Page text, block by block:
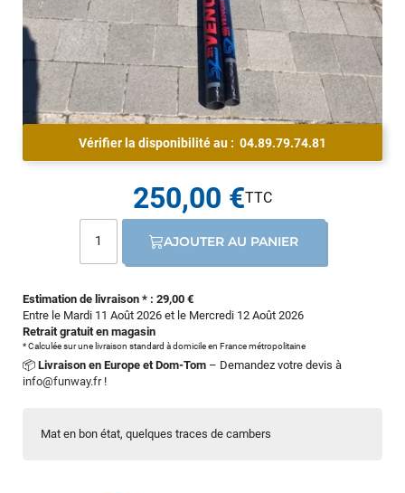
Mat en bon état, quelques traces de cambers
Vérifier la disponibilité au : 04.89.79.74.81
Estimation de livraison * : 29,00 €
Entre le Mardi 11 Août 2026 et le Mercredi 12 Août 2026
Retrait gratuit en magasin
* Calculée sur une livraison standard à domicile en France métropolitaine
📦 Livraison en Europe et Dom-Tom – Demandez votre devis à
info@funway.fr!
250,00 €
AJOUTER AU PANIER